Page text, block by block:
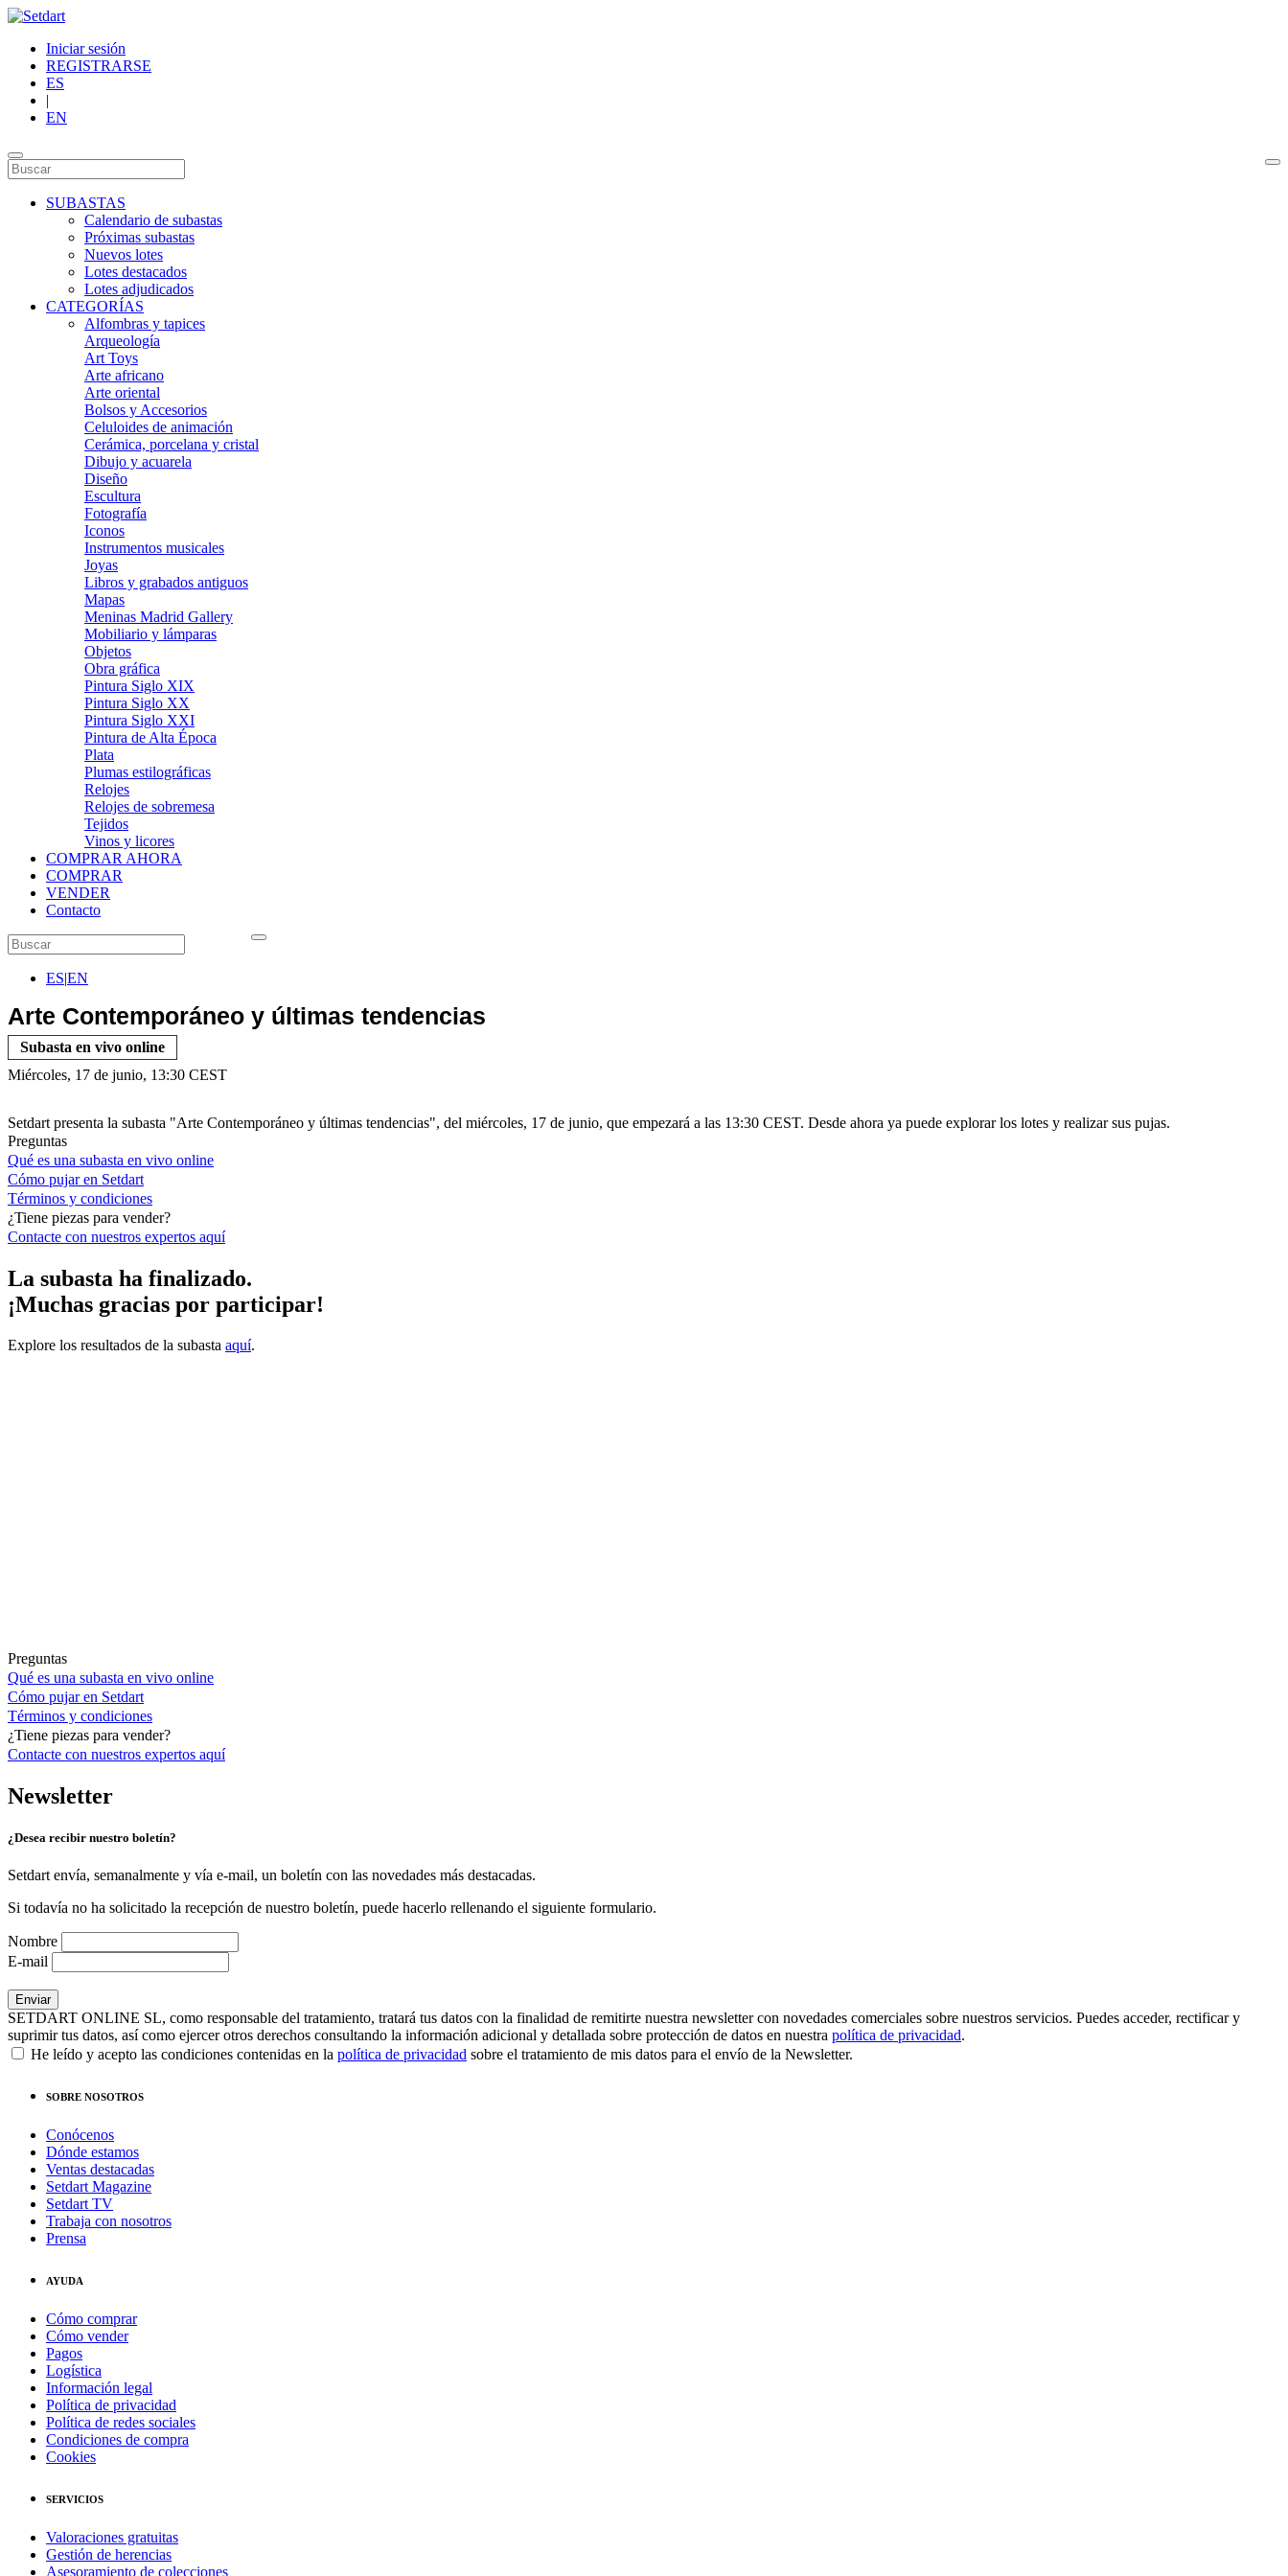
Iniciar sesión
REGISTRARSE
ES
|
EN
SUBASTAS
Calendario de subastas
Próximas subastas
Nuevos lotes
Lotes destacados
Lotes adjudicados
CATEGORÍAS
Alfombras y tapices
Arqueología
Art Toys
Arte africano
Arte oriental
Bolsos y Accesorios
Celuloides de animación
Cerámica, porcelana y cristal
Dibujo y acuarela
Diseño
Escultura
Fotografía
Iconos
Instrumentos musicales
Joyas
Libros y grabados antiguos
Mapas
Meninas Madrid Gallery
Mobiliario y lámparas
Objetos
Obra gráfica
Pintura Siglo XIX
Pintura Siglo XX
Pintura Siglo XXI
Pintura de Alta Época
Plata
Plumas estilográficas
Relojes
Relojes de sobremesa
Tejidos
Vinos y licores
COMPRAR AHORA
COMPRAR
VENDER
Contacto
ES|EN
Arte Contemporáneo y últimas tendencias
Subasta en vivo online
Miércoles, 17 de junio, 13:30 CEST
Setdart presenta la subasta "Arte Contemporáneo y últimas tendencias", del miércoles, 17 de junio, que empezará a las 13:30 CEST. Desde ahora ya puede explorar los lotes y realizar sus pujas.
Preguntas
Qué es una subasta en vivo online
Cómo pujar en Setdart
Términos y condiciones
¿Tiene piezas para vender?
Contacte con nuestros expertos aquí
La subasta ha finalizado.
¡Muchas gracias por participar!
Explore los resultados de la subasta aquí.
Preguntas
Qué es una subasta en vivo online
Cómo pujar en Setdart
Términos y condiciones
¿Tiene piezas para vender?
Contacte con nuestros expertos aquí
Newsletter
¿Desea recibir nuestro boletín?
Setdart envía, semanalmente y vía e-mail, un boletín con las novedades más destacadas.
Si todavía no ha solicitado la recepción de nuestro boletín, puede hacerlo rellenando el siguiente formulario.
Nombre
E-mail
SETDART ONLINE SL, como responsable del tratamiento, tratará tus datos con la finalidad de remitirte nuestra newsletter con novedades comerciales sobre nuestros servicios. Puedes acceder, rectificar y
suprimir tus datos, así como ejercer otros derechos consultando la información adicional y detallada sobre protección de datos en nuestra política de privacidad.
He leído y acepto las condiciones contenidas en la política de privacidad sobre el tratamiento de mis datos para el envío de la Newsletter.
SOBRE NOSOTROS
Conócenos
Dónde estamos
Ventas destacadas
Setdart Magazine
Setdart TV
Trabaja con nosotros
Prensa
AYUDA
Cómo comprar
Cómo vender
Pagos
Logística
Información legal
Política de privacidad
Política de redes sociales
Condiciones de compra
Cookies
SERVICIOS
Valoraciones gratuitas
Gestión de herencias
Asesoramiento de colecciones